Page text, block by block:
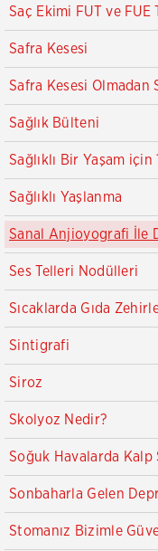
Saç Ekimi FUT ve FUE
Safra Kesesi
Safra Kesesi Olmadan
Sağlık Bülteni
Sağlıklı Bir Yaşam için
Sağlıklı Yaşlanma
Sanal Anjioyografi İle
Ses Telleri Nodülleri
Sıcaklarda Gıda
Sintigrafi
Siroz
Skolyoz Nedir?
Soğuk Havalarda Kalp
Sonbaharla Gelen
Stomanız Bizimle